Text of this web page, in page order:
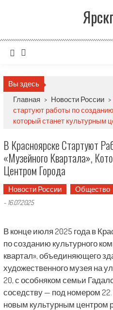
Вы здесь
Главная > Новости России >
стартуют работы по
который станет культурным
В Красноярске Стартуют
«Музейного Квартала»,
Центром Города
Новости России Общество
- 16.07.2025
В конце июля 2025 года в
по созданию культурного
квартал», объединяющего
художественного музея на
20, с особняком семьи
соседству — под номером 22.
новым культурным центром